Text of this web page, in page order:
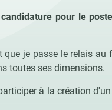
pour le
je passe le relais
toutes ses dimensions.
à la création